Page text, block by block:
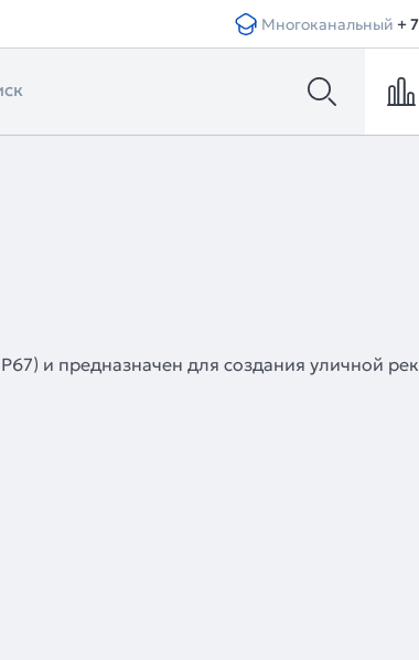
Многоканальный +
и предназначен для создания уличной